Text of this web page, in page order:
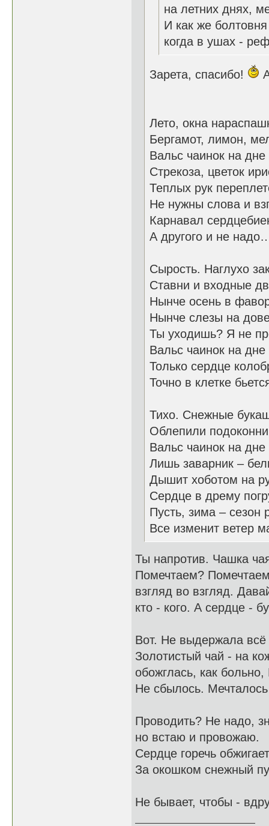
на летних днях,
И как же
когда в ушах -
Зарета, спасибо!
Лето, окна
Бергамот, лимон,
Вальс чаинок на
Стрекоза, цветок
Теплых рук
Не нужны слова и
Карнавал
А другого и не
Сырость. Наглухо
Ставни и входные
Нынче осень в
Нынче слезы на
Ты уходишь? Я не
Вальс чаинок на
Только сердце
Точно в клетке
Тихо. Снежные
Облепили
Вальс чаинок на
Лишь заварник –
Дышит хоботом на
Сердце в дрему
Пусть, зима – сезон
Все изменит ветер
Ты напротив. Чашка
Помечтаем?
взгляд во взгляд.
кто - кого. А сердце -
Вот. Не выдержала
Золотистый чай - на
обожглась, как
Не сбылось. Мечталось
Проводить? Не надо,
но встаю и провожаю.
Сердце горечь
За окошком снежный
Не бывает, чтобы -